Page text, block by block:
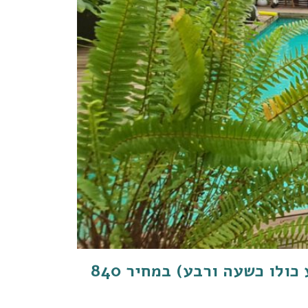
וואטסו זוגי בבריכה טיפולית פרטית בהוד השרון = 50 דקות טיפול (האירוע כולו כשעה ורבע) במחיר 840